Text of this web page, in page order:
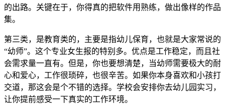
的出路。关键在于，你得真的把软件用熟练，做出像样的作品
集。
第三类，是教育类的，主要是指幼儿保育，也就是大家常说的
“幼师”。这个专业女生报的特别多。优点是工作稳定，而且社
会需求量一直有。但是，你也要想清楚，当幼师需要极大的耐
心和爱心，工作很琐碎，也很辛苦。如果你本身喜欢和小孩打
交道，那这会是个不错的选择。学校会安排你去幼儿园实习，
让你提前感受一下真实的工作环境。